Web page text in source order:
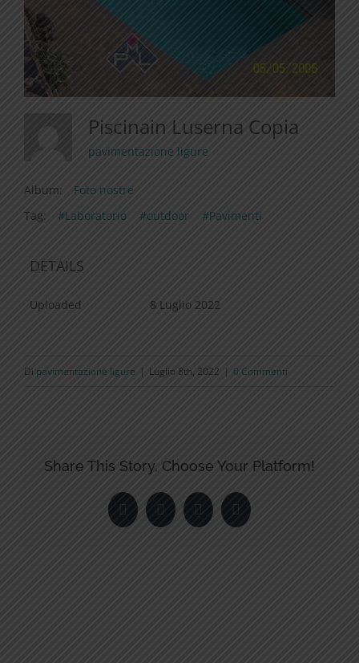
Piscinain Luserna Copia
pavimentazione ligure
Album:
Foto nostre
Tag:
#Laboratorio #outdoor #Pavimenti
DETAILS
Uploaded 8 Luglio 2022
Di pavimentazione ligure | Luglio 8th, 2022 | 0 Commenti
Share This Story, Choose Your Platform!
FacebookTwitterLinkedInPinterest